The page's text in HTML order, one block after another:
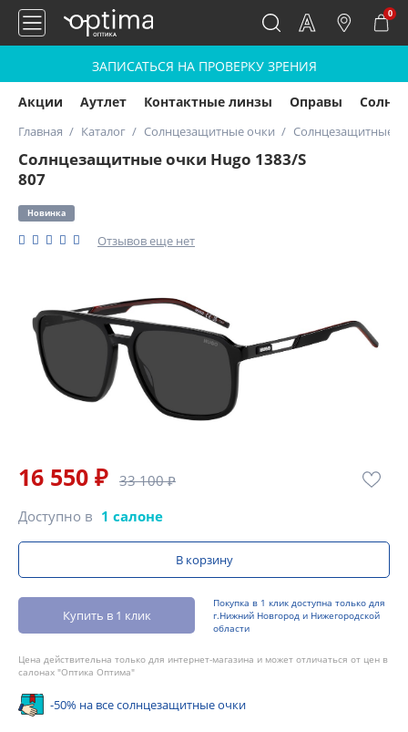
0
ЗАПИСАТЬСЯ НА ПРОВЕРКУ ЗРЕНИЯ
Акции Аутлет Контактные линзы Оправы
Главная Каталог Солнцезащитные очки Солнцезащитные
Солнцезащитные очки Hugo 1383/S
807
Новинка
Отзывов еще нет
16 550 ₽ 33 100 ₽
Доступно в 1 салоне
В корзину
Купить в 1 клик
Покупка в 1 клик доступна только для
г.Нижний Новгород и Нижегородской
области
Цена действительна только для интернет-магазина и может отличаться от цен в
салонах "Оптика Оптима"
-50% на все солнцезащитные очки